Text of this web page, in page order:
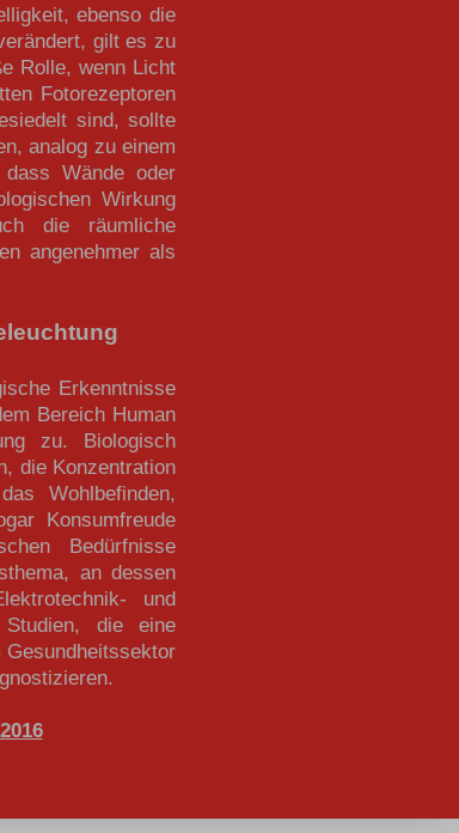
ebenso die
gilt es zu
Rolle, wenn Licht
Fotorezeptoren
sind, sollte
analog zu einem
dass Wände oder
Wirkung
die räumliche
angenehmer als
Erkenntnisse
Bereich Human
zu. Biologisch
die Konzentration
Wohlbefinden,
Konsumfreude
Bedürfnisse
an dessen
und
die eine